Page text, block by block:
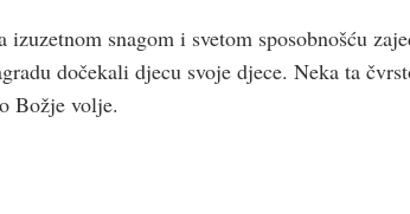
izuzetnom snagom i svetom sposobnošću
dočekali djecu svoje djece. Neka ta
Božje volje.